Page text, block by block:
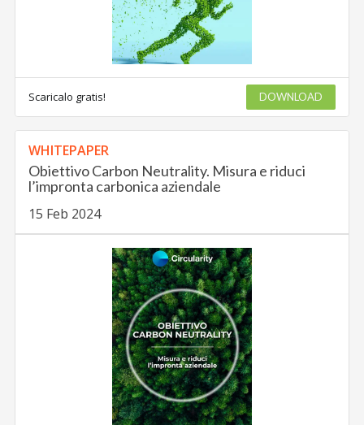
Scaricalo gratis! DOWNLOAD
WHITEPAPER
Obiettivo Carbon Neutrality. Misura e riduci
l’impronta carbonica aziendale
15 Feb 2024